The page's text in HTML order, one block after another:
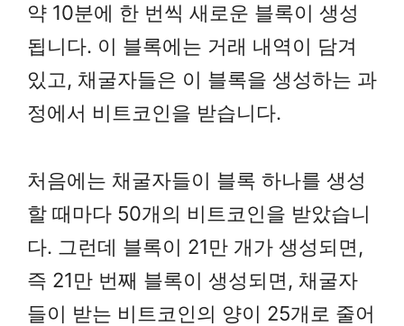
약 10분에 한 번씩 새로운 블록이 생성
됩니다. 이 블록에는 거래 내역이 담겨
있고, 채굴자들은 이 블록을 생성하는 과
정에서 비트코인을 받습니다.
처음에는 채굴자들이 블록 하나를 생성
할 때마다 50개의 비트코인을 받았습니
다. 그런데 블록이 21만 개가 생성되면,
즉 21만 번째 블록이 생성되면, 채굴자
들이 받는 비트코인의 양이 25개로 줄어